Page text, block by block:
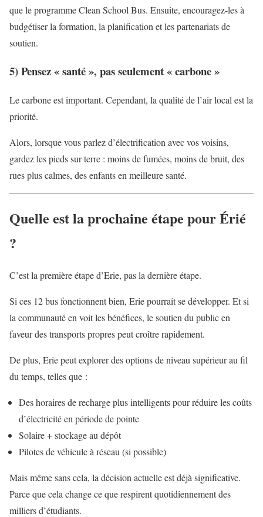
que le programme Clean School Bus. Ensuite, encouragez-les à
budgétiser la formation, la planification et les partenariats de
soutien.
5) Pensez « santé », pas seulement « carbone »
Le carbone est important. Cependant, la qualité de l’air local est la
priorité.
Alors, lorsque vous parlez d’électrification avec vos voisins,
gardez les pieds sur terre : moins de fumées, moins de bruit, des
rues plus calmes, des enfants en meilleure santé.
Quelle est la prochaine étape pour Érié
?
C’est la première étape d’Erie, pas la dernière étape.
Si ces 12 bus fonctionnent bien, Erie pourrait se développer. Et si
la communauté en voit les bénéfices, le soutien du public en
faveur des transports propres peut croître rapidement.
De plus, Erie peut explorer des options de niveau supérieur au fil
du temps, telles que :
Des horaires de recharge plus intelligents pour réduire les coûts
d’électricité en période de pointe
Solaire + stockage au dépôt
Pilotes de véhicule à réseau (si possible)
Mais même sans cela, la décision actuelle est déjà significative.
Parce que cela change ce que respirent quotidiennement des
milliers d’étudiants.